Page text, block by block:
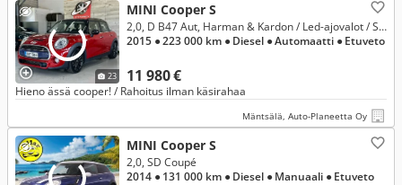
23
MINI Cooper S
11 980 €
2,0, D B47 Aut, Harman & Kardon / Led-ajovalot / Sporttipenkit
2015 ● 223 000 km ● Diesel ● Automaatti ● Etuveto
Hieno ässä cooper! / Rahoitus ilman käsirahaa
Mäntsälä, Auto-Planeetta Oy
MINI Cooper S
2,0, SD Coupé
2014 ● 131 000 km ● Diesel ● Manuaali ● Etuveto